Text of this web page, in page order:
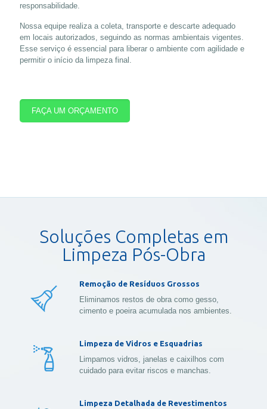
responsabilidade.
Nossa equipe realiza a coleta, transporte e descarte adequado
em locais autorizados, seguindo as normas ambientais vigentes.
Esse serviço é essencial para liberar o ambiente com agilidade e
permitir o início da limpeza final.
FAÇA UM ORÇAMENTO
Soluções Completas em
Limpeza Pós-Obra
Remoção de Resíduos Grossos
Eliminamos restos de obra como gesso,
cimento e poeira acumulada nos ambientes.
Limpeza de Vidros e Esquadrias
Limpamos vidros, janelas e caixilhos com
cuidado para evitar riscos e manchas.
Limpeza Detalhada de Revestimentos